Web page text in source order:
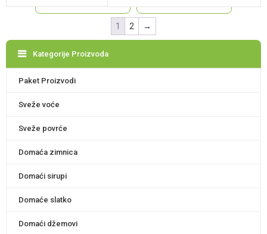
1 2 →
Kategorije Proizvoda
Paket Proizvodi
Sveže voće
Sveže povrće
Domaća zimnica
Domaći sirupi
Domaće slatko
Domaći džemovi